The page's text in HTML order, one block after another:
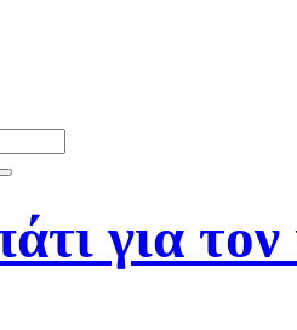
για